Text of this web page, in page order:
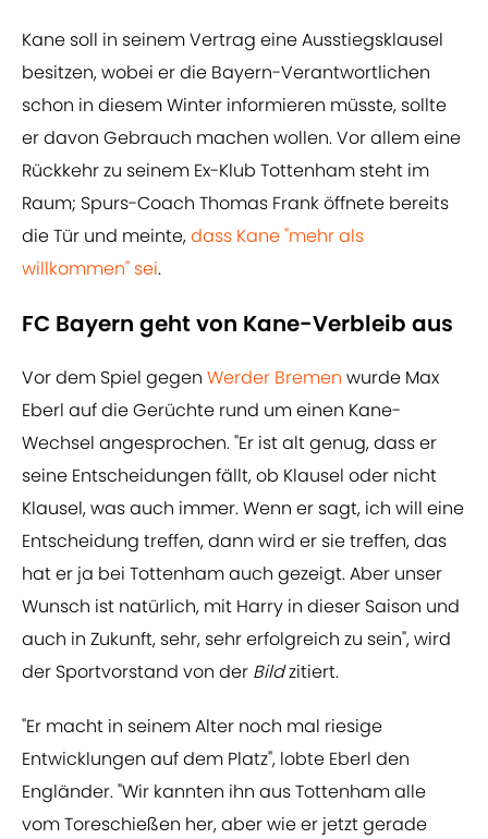
Kane soll in seinem Vertrag eine Ausstiegsklausel
besitzen, wobei er die Bayern-Verantwortlichen
schon in diesem Winter informieren müsste, sollte
er davon Gebrauch machen wollen. Vor allem eine
Rückkehr zu seinem Ex-Klub Tottenham steht im
Raum; Spurs-Coach Thomas Frank öffnete bereits
die Tür und meinte,dass Kane "mehr als
willkommen" sei.
FC Bayern geht von Kane-Verbleib aus
Vor dem Spiel gegen Werder Bremen wurde Max
Eberl auf die Gerüchte rund um einen Kane-
Wechsel angesprochen. "Er ist alt genug, dass er
seine Entscheidungen fällt, ob Klausel oder nicht
Klausel, was auch immer. Wenn er sagt, ich will eine
Entscheidung treffen, dann wird er sie treffen, das
hat er ja bei Tottenham auch gezeigt. Aber unser
Wunsch ist natürlich, mit Harry in dieser Saison und
auch in Zukunft, sehr, sehr erfolgreich zu sein", wird
der Sportvorstand von der Bildzitiert.
"Er macht in seinem Alter noch mal riesige
Entwicklungen auf dem Platz", lobte Eberl den
Engländer. "Wir kannten ihn aus Tottenham alle
vom Toreschießen her, aber wie er jetzt gerade